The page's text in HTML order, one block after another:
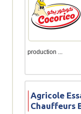
production ...
Agricole
Chauffeurs